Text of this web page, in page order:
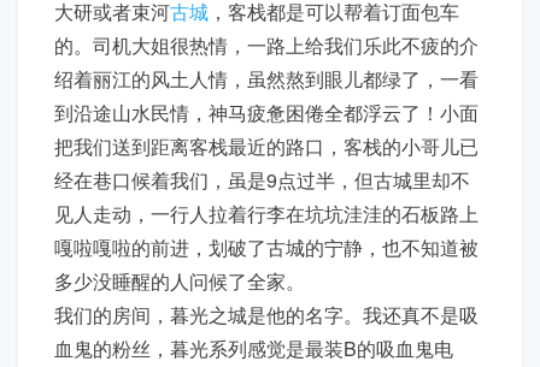
大研或者束河古城 ，客栈都是可以帮着订面包车
的。司机大姐很热情，一路上给我们乐此不疲的介
绍着丽江的风土人情，虽然熬到眼儿都绿了，一看
到沿途山水民情，神马疲惫困倦全都浮云了！小面
把我们送到距离客栈最近的路口，客栈的小哥儿已
经在巷口候着我们，虽是9点过半，但古城里却不
见人走动，一行人拉着行李在坑坑洼洼的石板路上
嘎啦嘎啦的前进，划破了古城的宁静，也不知道被
多少没睡醒的人问候了全家。
我们的房间，暮光之城是他的名字。我还真不是吸
血鬼的粉丝，暮光系列感觉是最装B的吸血鬼电